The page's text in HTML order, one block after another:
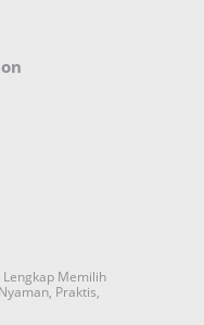
Lengkap Memilih
Praktis,